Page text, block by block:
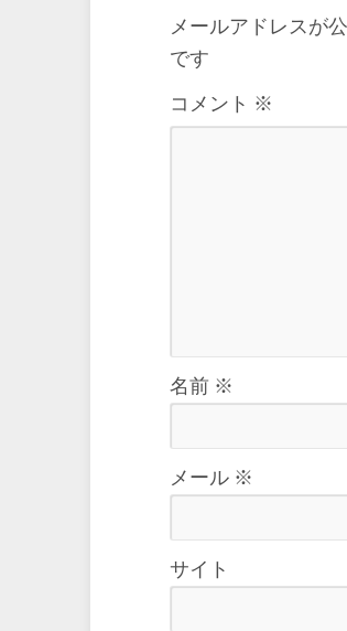
メールアドレスが
です
コメント ※
名前 ※
メール ※
サイト